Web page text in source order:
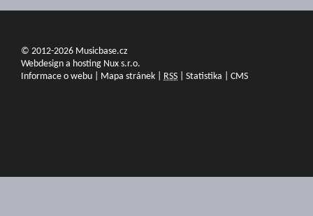
© 2012-2026 Musicbase.cz
Webdesign a hosting Nux s.r.o.
Informace o webu
Mapa stránek RSS Statistika CMS